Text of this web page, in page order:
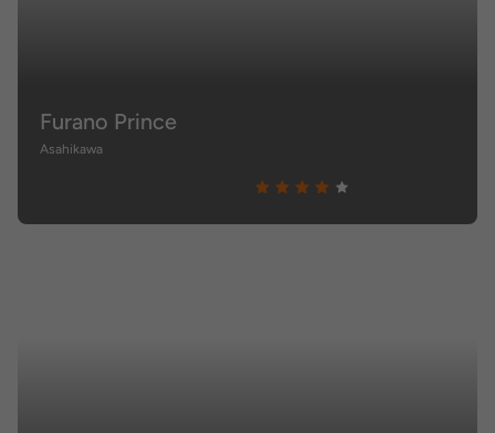
Furano Prince
Asahikawa